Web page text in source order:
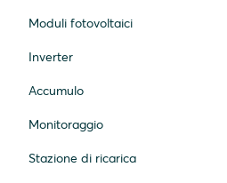
Moduli fotovoltaici
Inverter
Accumulo
Monitoraggio
Stazione di ricarica